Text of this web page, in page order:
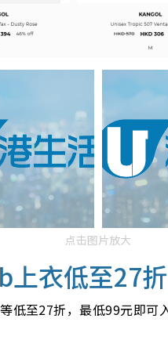
点击图片放大
上衣低至27折
低至27折，最低99元即可